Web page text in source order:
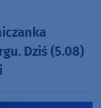
Dziś (5.08)